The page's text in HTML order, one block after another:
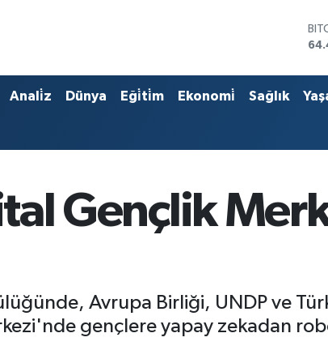
Anali̇z Dünya Eği̇ti̇m Ekonomi̇ Sağlık
Gençlik
Avrupa Birliği, UNDP ve
gençlere yapay zekadan